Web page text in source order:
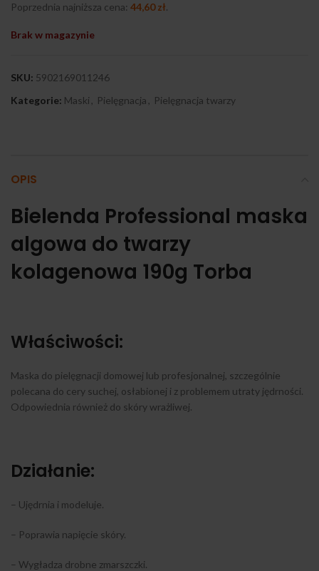
Poprzednia najniższa cena: 44,60zł.
Brak w magazynie
SKU: 5902169011246
Kategorie: Maski Pielęgnacja Pielęgnacja twarzy
OPIS
Bielenda Professional maska
algowa do twarzy
kolagenowa 190g Torba
Właściwości:
Maska do pielęgnacji domowej lub profesjonalnej, szczególnie
polecana do cery suchej, osłabionej i z problemem utraty jędrności.
Odpowiednia również do skóry wrażliwej.
Działanie:
– Ujędrnia i modeluje.
– Poprawia napięcie skóry.
– Wygładza drobne zmarszczki.